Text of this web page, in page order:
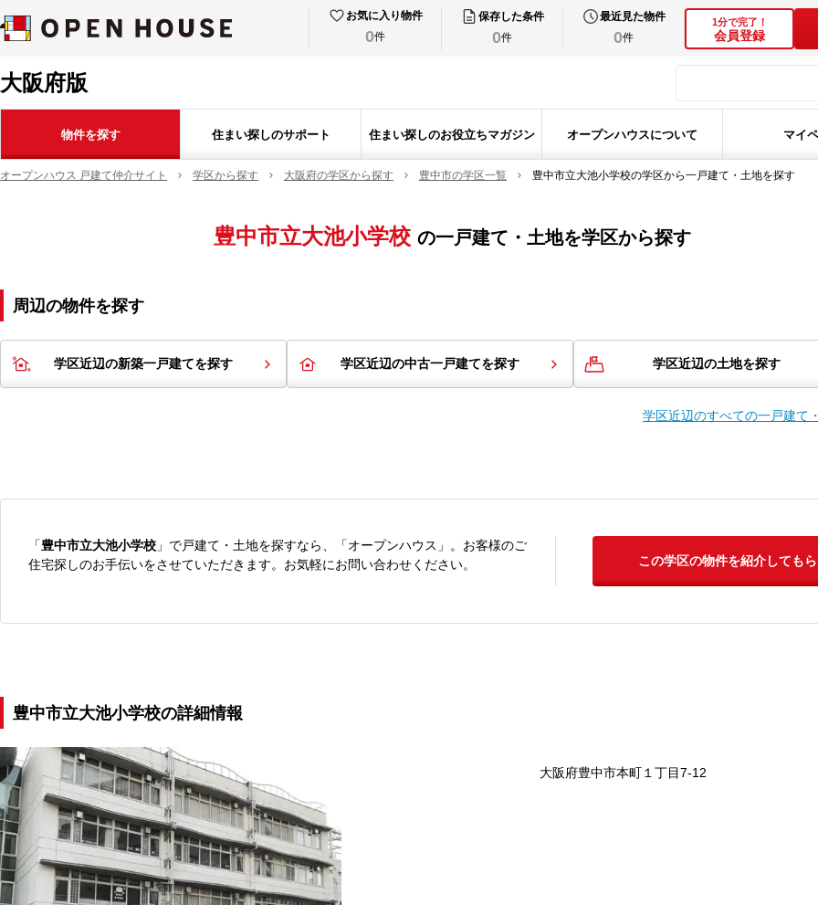
お気に入り物件
0件
保存した条件
0件
最近見た物件
0件
1分で完了！
会員登録
大阪府版
物件を探す 住まい探しのサポート 住まい探しのお役立ちマガジン オープンハウスについて マイ
オープンハウス 戸建て仲介サイト 学区から探す 大阪府の学区から探す 豊中市の学区一覧 豊中市立大池小学校の学区から一戸建て・土地を探す
豊中市立大池小学校 の一戸建て・土地を学区から探す
周辺の物件を探す
学区近辺の新築一戸建てを探す 学区近辺の中古一戸建てを探す 学区近辺の土地を探す
学区近辺のすべての一戸建て
「豊中市立大池小学校 」で戸建て・土地を探すなら、「オープンハウス」。お客様のご
住宅探しのお手伝いをさせていただきます。お気軽にお問い合わせください。
この学区の物件を紹介してもら
豊中市立大池小学校の詳細情報
大阪府豊中市本町１丁目7-12